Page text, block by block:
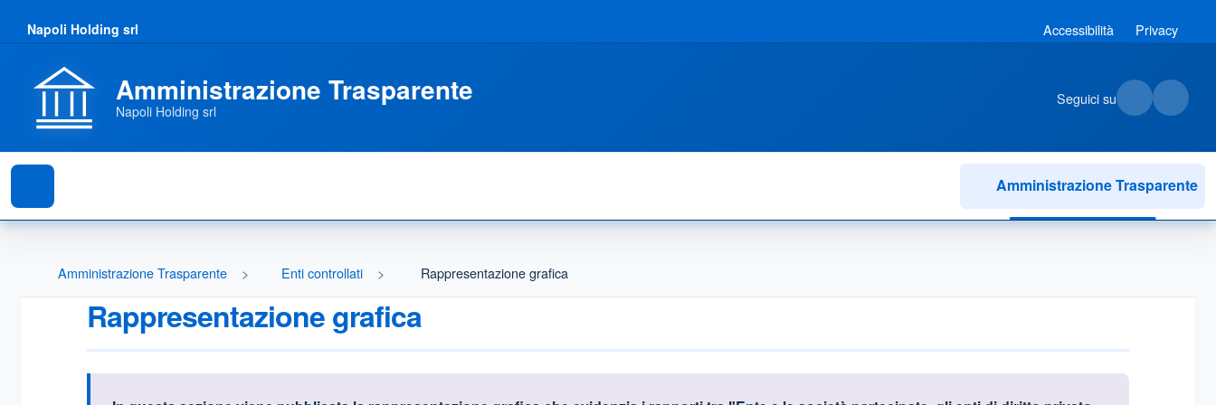
Napoli Holding srl Accessibilità Privacy
Amministrazione Trasparente
Napoli Holding srl
Seguici su
Amministrazione Trasparente
Amministrazione Trasparente Enti controllati Rappresentazione grafica
Rappresentazione grafica